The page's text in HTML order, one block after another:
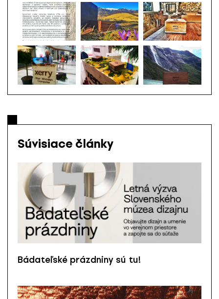
Súvisiace články
Bádateľské prázdniny sú tu!